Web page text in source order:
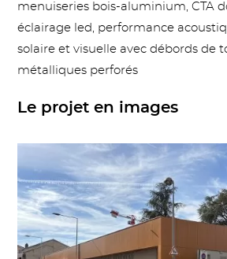
menuiseries bois-aluminium, CTA
éclairage led, performance
solaire et visuelle avec débords de
métalliques perforés
Le projet en images